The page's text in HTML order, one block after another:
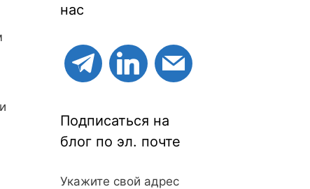
нас
Подписаться на
блог по эл. почте
Укажите свой адрес